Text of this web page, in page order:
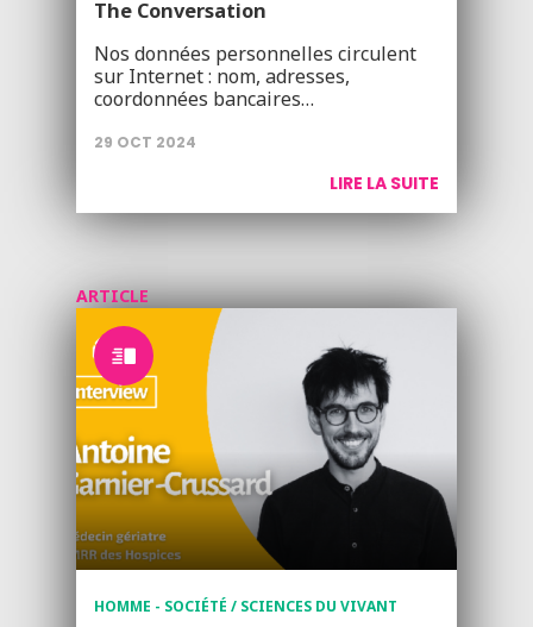
The Conversation
Nos données personnelles circulent
sur Internet : nom, adresses,
coordonnées bancaires…
29 OCT 2024
LIRE LA SUITE
ARTICLE
HOMME - SOCIÉTÉ / SCIENCES DU VIVANT